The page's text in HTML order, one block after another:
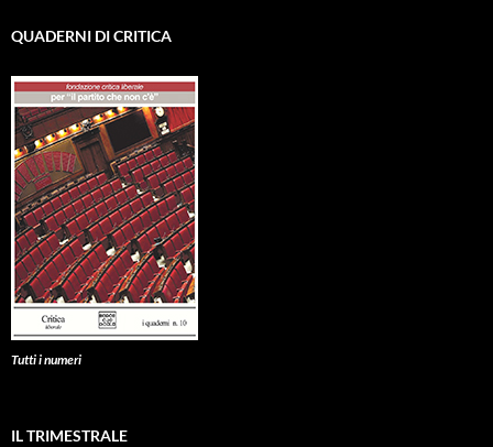
QUADERNI DI CRITICA
Tutti i numeri
IL TRIMESTRALE